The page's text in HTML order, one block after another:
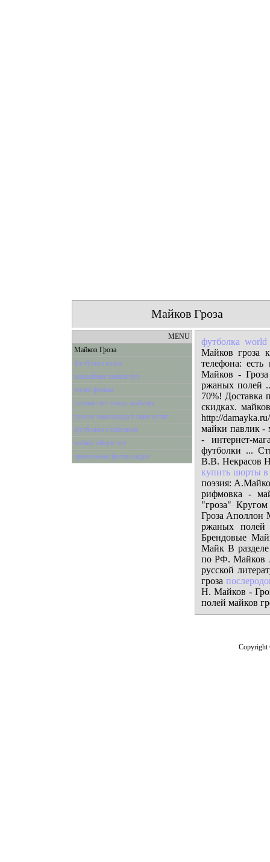
Майков Гроза
MENU
Майков Гроза
футболки алиса
хоккейные майки луч
мульт фильм
сколько лет павлу майкову
трусов сами придут сами купят
футболки с тайсоном
майки зайцев нет
прикольные фотки видео
футболка
Майков гроза
телефона:
Майков -
ржаных полей
70%!
скидках.
http://
майки павлик -
- интернет-
футболки ...
В.В. Некрасов
купить шорты в
поэзия:
рифмовка -
"гроза"
Гроза Аполлон
ржаных полей
Брендовые
Майк В
по РФ. Майков
русской
гроза
Н. Майков -
полей майков
Copyright